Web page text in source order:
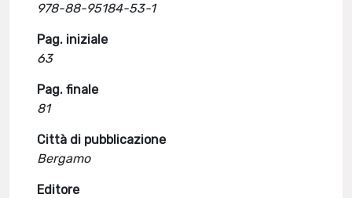
978-88-95184-53-1
Pag. iniziale
63
Pag. finale
81
Città di pubblicazione
Bergamo
Editore